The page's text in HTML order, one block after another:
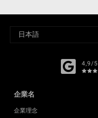
4,9/5
企業名
企業理念